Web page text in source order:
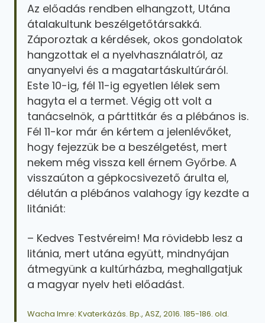
Az előadás rendben elhangzott, Utána
átalakultunk beszélgetőtársakká.
Záporoztak a kérdések, okos gondolatok
hangzottak el a nyelvhasználatról, az
anyanyelvi és a magatartáskultúráról.
Este 10-ig, fél 11-ig egyetlen lélek sem
hagyta el a termet. Végig ott volt a
tanácselnök, a párttitkár és a plébános is.
Fél 11-kor már én kértem a jelenlévőket,
hogy fejezzük be a beszélgetést, mert
nekem még vissza kell érnem Győrbe. A
visszaúton a gépkocsivezető árulta el,
délután a plébános valahogy így kezdte a
litániát:
– Kedves Testvéreim! Ma rövidebb lesz a
litánia, mert utána együtt, mindnyájan
átmegyünk a kultúrházba, meghallgatjuk
a magyar nyelv heti előadást.
Wacha Imre: Kvaterkázás. Bp., ASZ, 2016. 185-186. old.